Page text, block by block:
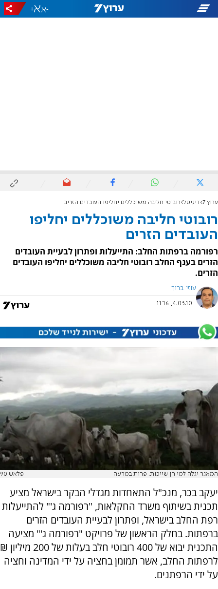
-
+
ערוץ 7 דיגיטל רובוטי חליבה משוכללים יחליפו העובדים הזרים
רובוטי חליבה משוכללים יחליפו
העובדים הזרים
רפורמה ברפתות החלב: התייעלות ופתרון לבעיית העובדים
הזרים בענף החלב רובוטי חליבה משוכללים יחליפו העובדים
הזרים.
עוזי ברוך
4.03.10, 11:16
המאגר יגלה למי הן שייכות. פרות במרעה פלאש 90
יעקב בכר, מנכ"ל התאחדות מגדלי הבקר בישראל מציע
תכנית בשיתוף משרד החקלאות, "רפורמה ג'" להתייעלות
רפת החלב בישראל, ופתרון לבעיית העובדים הזרים
ברפתות. בחלק הראשון של פרויקט "רפורמה ג'" מציעה
התכנית יבוא של 400 רובוטי חלב בעלות של 200 מיליון ₪
לרפתות החלב, אשר תמומן בחציה על ידי המדינה וחציה
על ידי הרפתנים.